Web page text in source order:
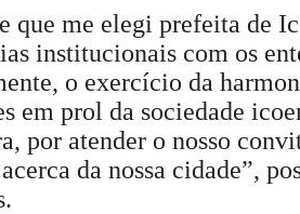
que me elegi prefeita de
institucionais com os
o exercício da
em prol da sociedade
por atender o nosso
da nossa cidade”,